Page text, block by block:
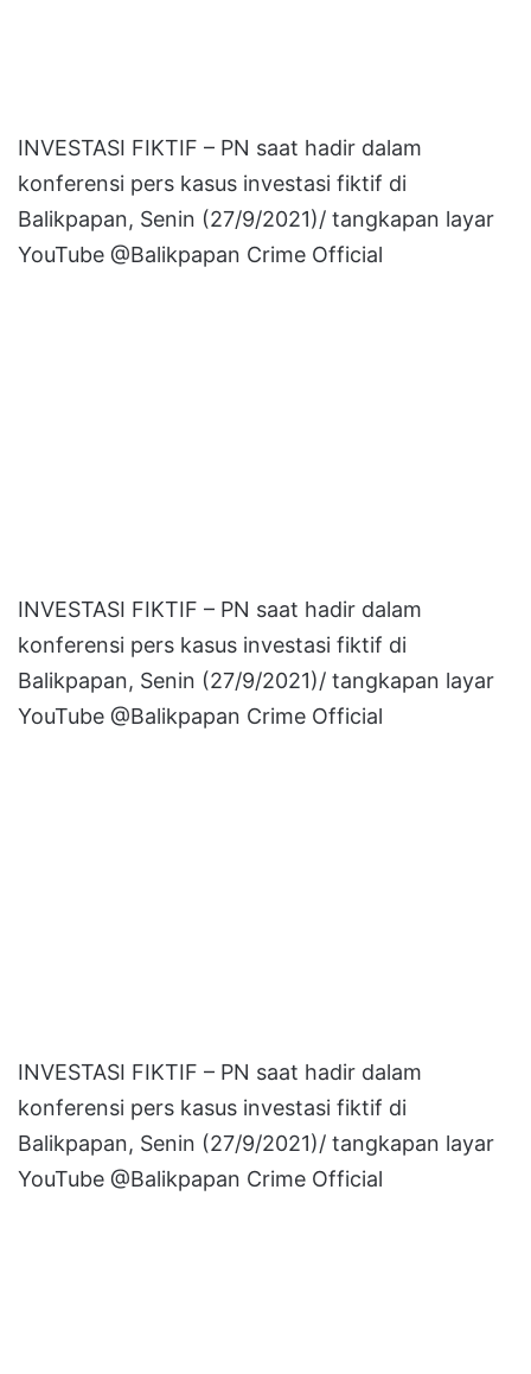
INVESTASI FIKTIF – PN saat hadir dalam
konferensi pers kasus investasi fiktif di
Balikpapan, Senin (27/9/2021)/ tangkapan layar
YouTube @Balikpapan Crime Official
INVESTASI FIKTIF – PN saat hadir dalam
konferensi pers kasus investasi fiktif di
Balikpapan, Senin (27/9/2021)/ tangkapan layar
YouTube @Balikpapan Crime Official
INVESTASI FIKTIF – PN saat hadir dalam
konferensi pers kasus investasi fiktif di
Balikpapan, Senin (27/9/2021)/ tangkapan layar
YouTube @Balikpapan Crime Official